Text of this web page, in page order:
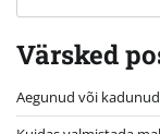
Värsked
Aegunud või